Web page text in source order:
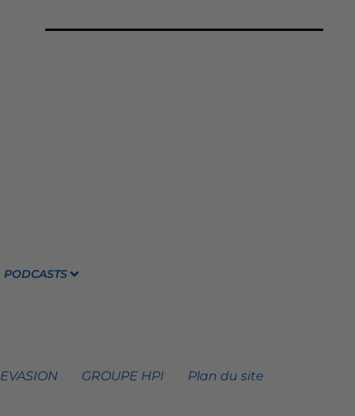
PODCASTS
GROUPE HPI Plan du site